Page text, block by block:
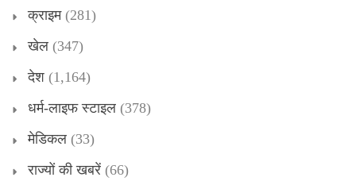
क्राइम(281)
खेल (347)
देश (1,164)
धर्म-लाइफ स्टाइल (378)
मेडिकल (33)
राज्यों की खबरें (66)